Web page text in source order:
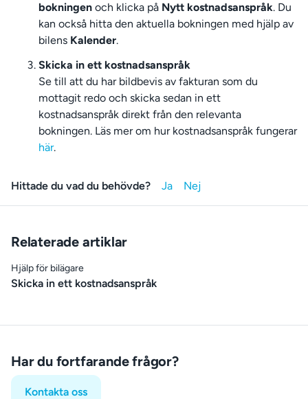
bokningen och klicka på Nytt kostnadsanspråk. Du
kan också hitta den aktuella bokningen med hjälp av
bilens Kalender.
Skicka in ett kostnadsanspråk
Se till att du har bildbevis av fakturan som du
mottagit redo och skicka sedan in ett
kostnadsanspråk direkt från den relevanta
bokningen. Läs mer om hur kostnadsanspråk fungerar
här.
Hittade du vad du behövde?
Relaterade artiklar
Hjälp för bilägare
Skicka in ett kostnadsanspråk
Har du fortfarande frågor?
Kontakta oss